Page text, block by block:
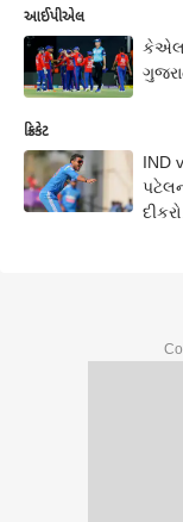
આઈપીએલ
કેએલ
ક્રિકેટ
IND vs NZ: ચેમ્પિયન્સ